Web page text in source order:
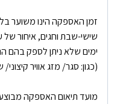
זמן האספקה הינו משוער
ימים שלא ניתן לספק בהם
(כגון: סגר/ מזג אוויר
מועד תיאום האספקה